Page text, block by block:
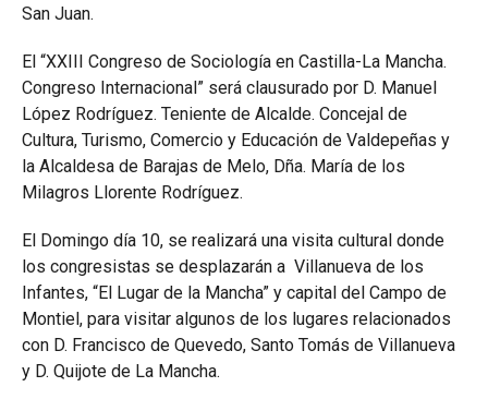
San Juan.
El “XXIII Congreso de Sociología en Castilla-La Mancha.
Congreso Internacional” será clausurado por D. Manuel
López Rodríguez. Teniente de Alcalde. Concejal de
Cultura, Turismo, Comercio y Educación de Valdepeñas y
la Alcaldesa de Barajas de Melo, Dña. María de los
Milagros Llorente Rodríguez.
El Domingo día 10, se realizará una visita cultural donde
los congresistas se desplazarán a Villanueva de los
Infantes, “El Lugar de la Mancha” y capital del Campo de
Montiel, para visitar algunos de los lugares relacionados
con D. Francisco de Quevedo, Santo Tomás de Villanueva
y D. Quijote de La Mancha.